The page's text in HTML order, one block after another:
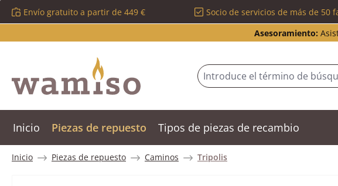
al contenido principal
Saltar a la búsqueda
Saltar a la navegación principal
Envío gratuito a partir de 449 € Socio de servicios de más de 50
Asesoramiento:
Inicio Piezas de repuesto Tipos de piezas de recambio
Inicio Piezas de repuesto Caminos Tripolis